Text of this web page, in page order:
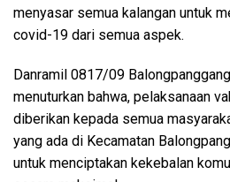
menyasar semua kalangan untuk
covid-19 dari semua aspek.
Danramil 0817/09
menuturkan bahwa, pelaksanaan
diberikan kepada semua
yang ada di Kecamatan
untuk menciptakan kekebalan